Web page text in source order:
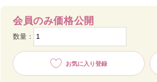
会員のみ価格公開
数量：
お気に入り登録